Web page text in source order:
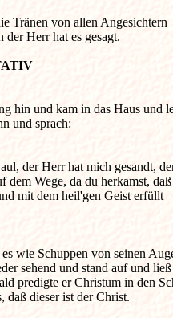
Tränen von allen Angesichtern
der Herr hat es gesagt.
hin und kam in das Haus und
und sprach:
der Herr hat mich gesandt,
dem Wege, da du herkamst,
mit dem heil'gen Geist erfüllt
wie Schuppen von seinen
sehend und stand auf und
predigte er Christum in den
daß dieser ist der Christ.